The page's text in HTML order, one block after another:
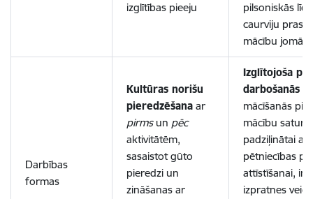
izglītības pieeju
pilsoniskās
caurviju
mācību jomā
Darbības
formas
Kultūras norišu
pieredzēšana ar
pirms un pēc
aktivitātēm,
sasaistot gūto
pieredzi un
zināšanas ar
Izglītojoša
darbošanās
mācīšanās
mācību
padziļinātai
pētniecības
attīstīšanai,
izpratnes